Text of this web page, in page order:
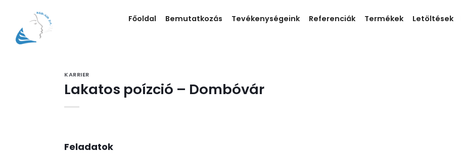
content
Főoldal Bemutatkozás Tevékenységeink Referenciák Termékek Letöltések
KARRIER
Lakatos poízció – Dombóvár
Feladatok